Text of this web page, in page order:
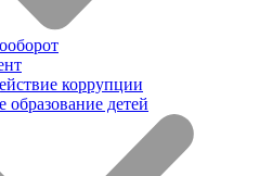
коррупции
образование детей